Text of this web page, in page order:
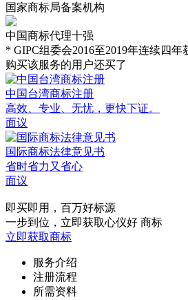
国家商标局备案机构
中国商标代理十强
* GIPC组委会2016至2019年连续四年
购买该服务的用户还买了
中国台湾商标注册
高效、专业、无忧，更快下证。
面议
国际商标法律意见书
省时省力又省心
面议
即买即用，百万好标源
一步到位，立即获取心仪好 商标
立即获取商标
服务介绍
注册流程
所需资料